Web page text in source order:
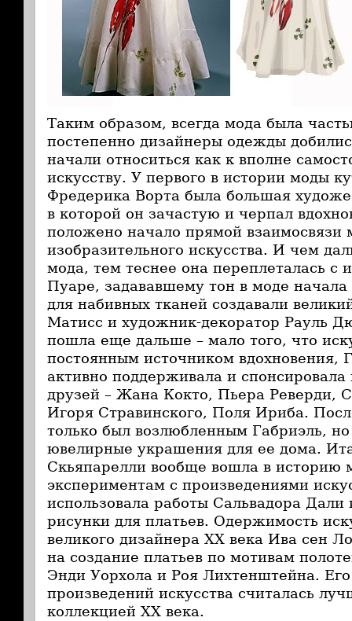
Таким образом, всегда мода была
постепенно дизайнеры одежды
начали относиться как к вполне
искусству. У первого в истории моды
Фредерика Ворта была большая
в которой он зачастую и черпал
положено начало прямой взаимосвязи
изобразительного искусства. И чем
мода, тем теснее она переплеталась
Пуаре, задававшему тон в моде
для набивных тканей создавали
Матисс и художник-декоратор Рауль
пошла еще дальше – мало того, что
постоянным источником вдохновения,
активно поддерживала и
друзей – Жана Кокто, Пьера Реверди,
Игоря Стравинского, Поля Ириба.
только был возлюбленным Габриэль,
ювелирные украшения для ее дома.
Скьяпарелли вообще вошла в историю
экспериментам с произведениями
использовала работы Сальвадора
рисунки для платьев. Одержимость
великого дизайнера ХХ века Ива сен
на создание платьев по мотивам
Энди Уорхола и Роя Лихтенштейна.
произведений искусства считалась
коллекцией ХХ века.